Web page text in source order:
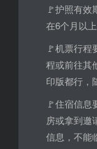
🚩护照有效
在6个月以
🚩机票行程
程或前往其
印版都行，
🚩住宿信息
房或拿到邀
信息，不能